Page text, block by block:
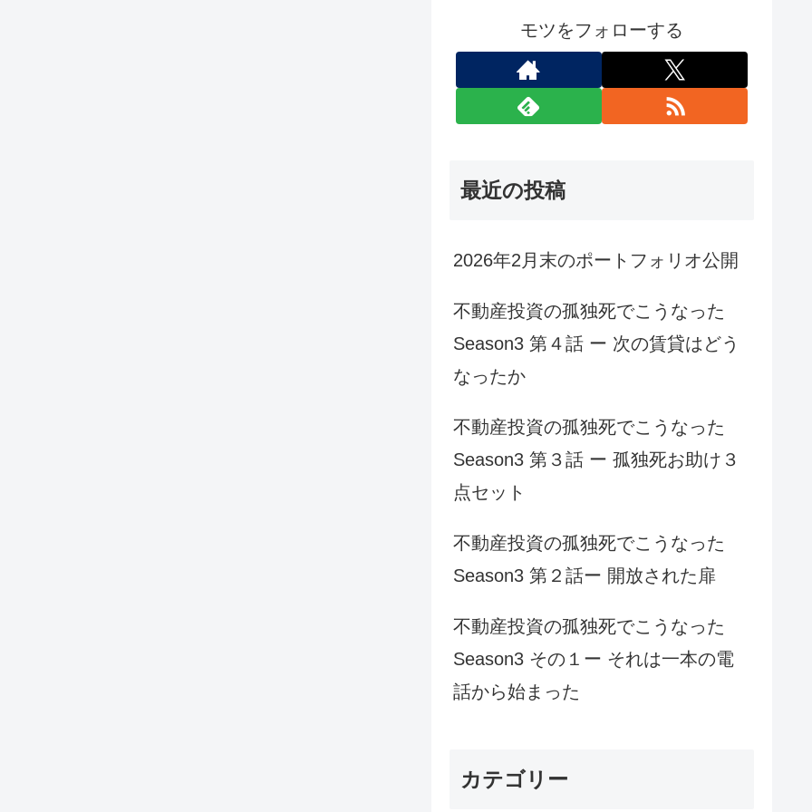
モツをフォローする
最近の投稿
2026年2月末のポートフォリオ公開
不動産投資の孤独死でこうなった
Season3 第４話 ー 次の賃貸はどう
なったか
不動産投資の孤独死でこうなった
Season3 第３話 ー 孤独死お助け３
点セット
不動産投資の孤独死でこうなった
Season3 第２話ー 開放された扉
不動産投資の孤独死でこうなった
Season3 その１ー それは一本の電
話から始まった
カテゴリー